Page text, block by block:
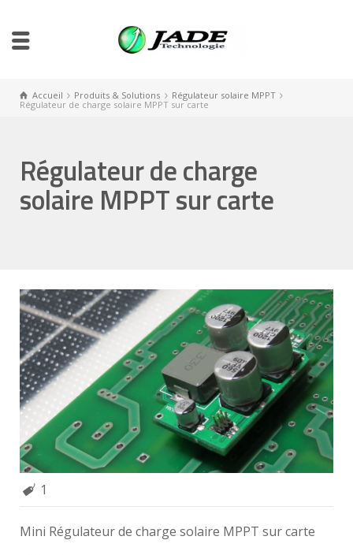
Accueil Produits & Solutions
Régulateur solaire MPPT
Régulateur de charge solaire MPPT sur carte
Régulateur de charge
solaire MPPT sur carte
1
Mini Régulateur de charge solaire MPPT sur carte